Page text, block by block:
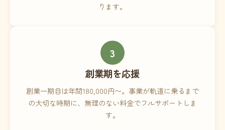
ります。
3
創業期を応援
創業一期目は年間180,000円〜。事業が軌道に乗るまで
の大切な時期に、無理のない料金でフルサポートしま
す。